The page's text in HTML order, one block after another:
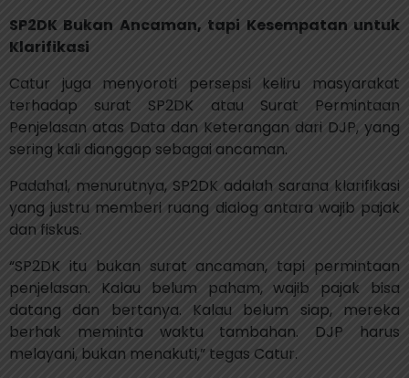
SP2DK Bukan Ancaman, tapi Kesempatan untuk
Klarifikasi
Catur juga menyoroti persepsi keliru masyarakat
terhadap surat SP2DK atau Surat Permintaan
Penjelasan atas Data dan Keterangan dari DJP, yang
sering kali dianggap sebagai ancaman.
Padahal, menurutnya, SP2DK adalah sarana klarifikasi
yang justru memberi ruang dialog antara wajib pajak
dan fiskus.
“SP2DK itu bukan surat ancaman, tapi permintaan
penjelasan. Kalau belum paham, wajib pajak bisa
datang dan bertanya. Kalau belum siap, mereka
berhak meminta waktu tambahan. DJP harus
melayani, bukan menakuti,” tegas Catur.